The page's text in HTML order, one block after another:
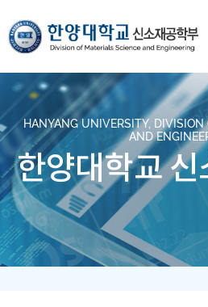
HANYANG UNIVERSITY, DIVISION
AND
한양대학교